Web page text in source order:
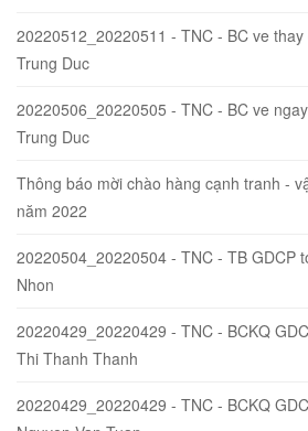
20220512_20220511 - TNC - BC ve
Trung Duc
20220506_20220505 - TNC - BC ve
Trung Duc
Thông báo mời chào hàng cạnh tranh -
năm 2022
20220504_20220504 - TNC - TB GDCP
Nhon
20220429_20220429 - TNC - BCKQ
Thi Thanh Thanh
20220429_20220429 - TNC - BCKQ